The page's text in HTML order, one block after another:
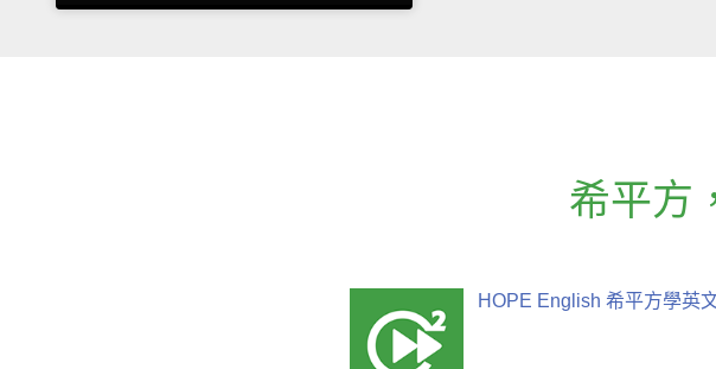
希平方
HOPE English 希平方學英